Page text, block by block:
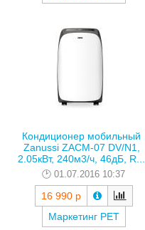
Кондиционер мобильный
Zanussi ZACM-07 DV/N1,
2.05кВт, 240м3/ч, 46дБ, R...
01.07.2016 10:37
16 990 р
Маркетинг РЕТ